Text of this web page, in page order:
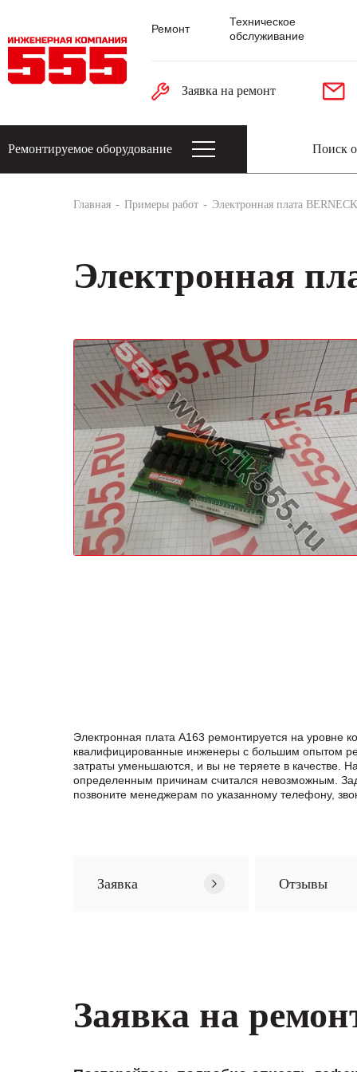
Ремонт
Техническое
обслуживание
Заявка на ремонт
Ремонтируемое оборудование
Главная Примеры работ Электронная плата
Электронная
Электронная плата A163 ремонтируется на уровне
квалифицированные инженеры с большим опытом
затраты уменьшаются, и вы не теряете в качестве.
определенным причинам считался невозможным.
позвоните менеджерам по указанному телефону,
Заявка Отзывы
Заявка на